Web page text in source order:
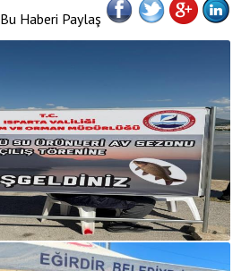
Bu Haberi Paylaş